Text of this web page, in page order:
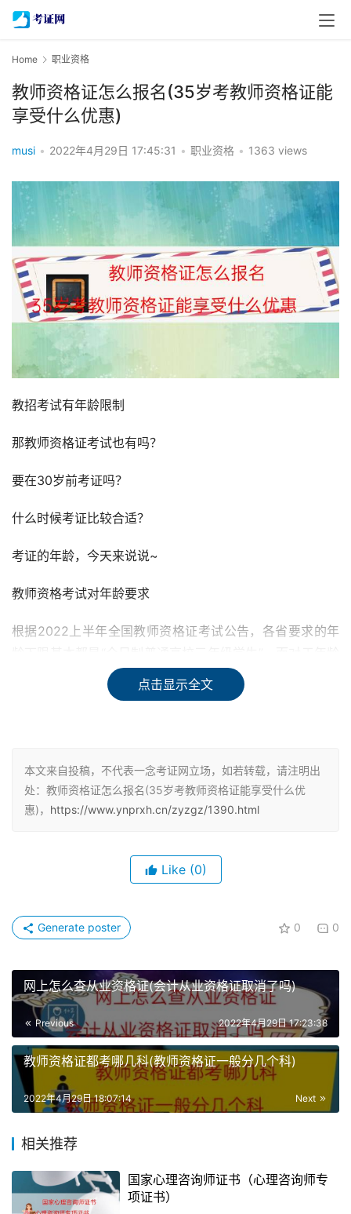
Home 职业资格
教师资格证怎么报名(35岁考教师资格证能
享受什么优惠)
musi • 2022年4月29日 17:45:31 • 职业资格 • 1363 views
教招考试有年龄限制
那教师资格证考试也有吗？
要在30岁前考证吗？
什么时候考证比较合适？
考证的年龄，今天来说说~
教师资格考试对年龄要求
根据2022上半年全国教师资格证考试公告，各省要求的年
上限，一般是“考试当年未达到国家法定退休年龄”。
为啥建议30岁前拿证？
教师编制考试是由各省自行组织，因此没有全国统一的年龄
会有年龄放宽，有的地方对研究生学历考生也会放宽年龄要
最合适的考证年龄
苦口婆心劝你赶紧考不是没道理滴。
问题来了，为什么是大学阶段呢？
01
时间充裕
充裕的。
教师资格考试是一个漫长的过程，即使笔试面试能一次考
过，最快也要大半年才能拿到证书，所以有足够的时间备考
点击显示全文
本文来自投稿，不代表一念考证网立场，如若转载，请注明出
处：教师资格证怎么报名(35岁考教师资格证能享受什么优
惠)， https://www.ynprxh.cn/zyzgz/1390.html
Like (0)
0 0
Generate poster
网上怎么查从业资格证(会计从业资格证取消了吗)
Previous 2022年4月29日 17:23:38
教师资格证都考哪几科(教师资格证一般分几个科)
Next
2022年4月29日 18:07:14
相关推荐
国家心理咨询师证书（心理咨询师专
项证书）